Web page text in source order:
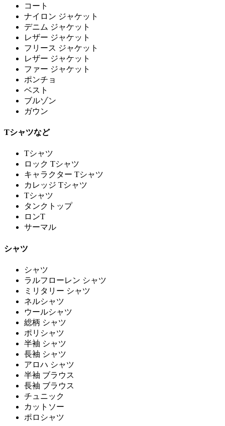
コート
ナイロン ジャケット
デニム ジャケット
レザー ジャケット
フリース ジャケット
レザー ジャケット
ファー ジャケット
ポンチョ
ベスト
ブルゾン
ガウン
Tシャツなど
Tシャツ
ロック Tシャツ
キャラクター Tシャツ
カレッジ Tシャツ
Tシャツ
タンクトップ
ロンT
サーマル
シャツ
シャツ
ラルフローレン シャツ
ミリタリー シャツ
ネルシャツ
ウールシャツ
総柄 シャツ
ポリシャツ
半袖 シャツ
長袖 シャツ
アロハ シャツ
半袖 ブラウス
長袖 ブラウス
チュニック
カットソー
ポロシャツ